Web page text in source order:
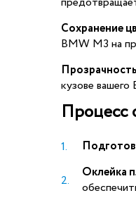
Сохранение
BMW M3 на
кузове
Процесс
Оклейка